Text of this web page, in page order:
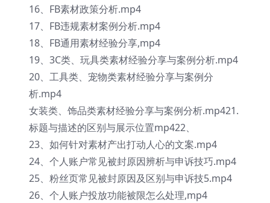
16、FB素材政策分析.mp4
17、FB违规素材案例分析.mp4
18、FB通用素材经验分享,mp4
19、3C类、玩具类素材经验分享与案例分析.mp4
20、工具类、宠物类素材经验分享与案例分
析.mp4
女装类、饰品类素材经验分享与案例分析.mp421.
标题与描述的区别与展示位置mp422、
23、如何针对素材产出打动人心的文案.mp4
24、个人账户常见被封原因辨析与申诉技巧.mp4
25、粉丝页常见被封原因及区别与申诉技5.mp4
26、个人账户投放功能被限怎么处理,mp4